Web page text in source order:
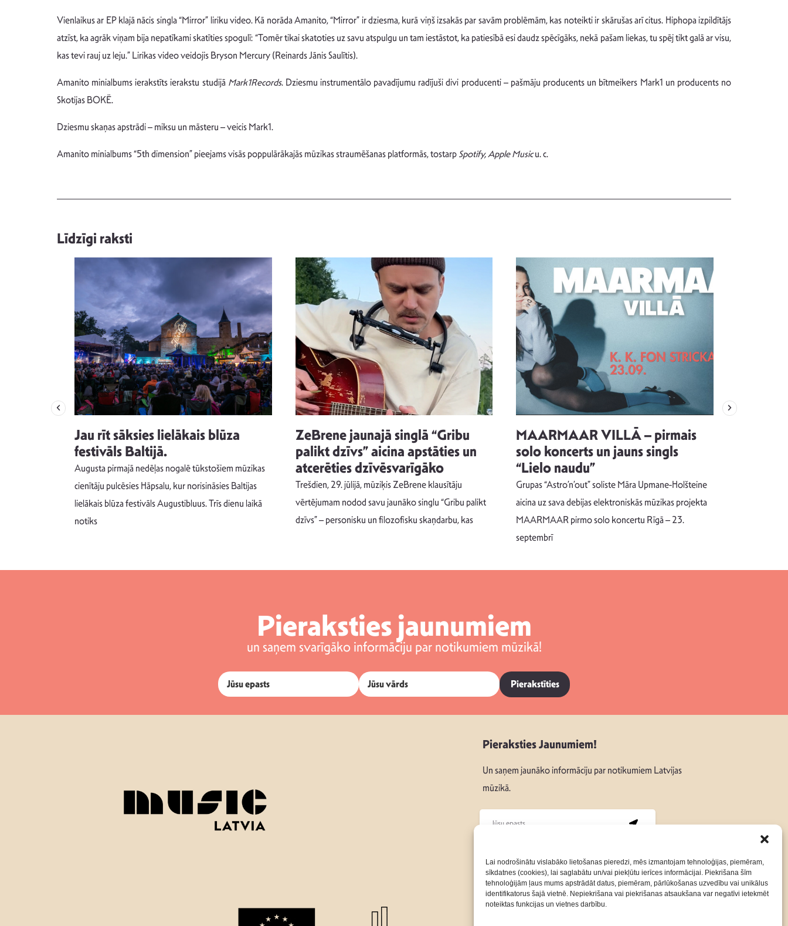
Lai nodrošinātu vislabāko lietošanas pieredzi, mēs izmantojam tehnoloģijas, piemēram,
sīkdatnes (cookies), lai saglabātu un/vai piekļūtu ierīces informācijai. Piekrišana šīm
tehnoloģijām ļaus mums apstrādāt datus, piemēram, pārlūkošanas uzvedību vai unikālus
identifikatorus šajā vietnē. Nepiekrišana vai piekrišanas atsaukšana var negatīvi ietekmēt
noteiktas funkcijas un vietnes darbību.
Vienlaikus ar EP klajā nācis singla “Mirror” liriku video. Kā norāda Amanito, “Mirror” ir dziesma, kurā viņš izsakās par savām problēmām, kas noteikti ir skārušas arī citus. Hiphopa izpildītājs
atzīst, ka agrāk viņam bija nepatīkami skatīties spogulī: “Tomēr tikai skatoties uz savu atspulgu un tam iestāstot, ka patiesībā esi daudz spēcīgāks, nekā pašam liekas, tu spēj tikt galā ar visu,
kas tevi rauj uz leju.” Lirikas video veidojis Bryson Mercury (Reinards Jānis Saulītis).
Amanito minialbums ierakstīts ierakstu studijā Mark1Records. Dziesmu instrumentālo pavadījumu radījuši divi producenti – pašmāju producents un bītmeikers Mark1 un producents no
Skotijas BOKË.
Dziesmu skaņas apstrādi – miksu un māsteru – veicis Mark1.
Amanito minialbums “5th dimension” pieejams visās poppulārākajās mūzikas straumēšanas platformās, tostarpSpotify, Apple Musicu. c.
Līdzīgi raksti
Jau rīt sāksies lielākais blūza
festivāls Baltijā.
Augusta pirmajā nedēļas nogalē tūkstošiem mūzikas
cienītāju pulcēsies Hāpsalu, kur norisināsies Baltijas
lielākais blūza festivāls Augustibluus. Trīs dienu laikā
notiks
ZeBrene jaunajā singlā “Gribu
palikt dzīvs” aicina apstāties un
atcerēties dzīvēsvarīgāko
Trešdien, 29. jūlijā, mūziķis ZeBrene klausītāju
vērtējumam nodod savu jaunāko singlu “Gribu palikt
dzīvs” – personisku un filozofisku skaņdarbu, kas
MAARMAAR VILLĀ – pirmais
solo koncerts un jauns singls
“Lielo naudu”
Grupas “Astro’n’out” soliste Māra Upmane-Holšteine
aicina uz sava debijas elektroniskās mūzikas projekta
MAARMAAR pirmo solo koncertu Rīgā – 23.
septembrī
Pieraksties jaunumiem
un saņem svarīgāko informāciju par notikumiem mūzikā!
Pierakstīties
Pieraksties Jaunumiem!
Un saņem jaunāko informāciju par notikumiem Latvijas
mūzikā.
Seko mums:
Par Mums Kontakti Privātuma Politika